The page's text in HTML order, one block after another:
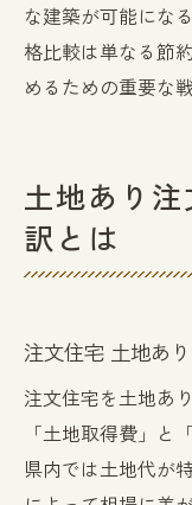
な建築が可能にな
格比較は単なる節
めるための重要な
土地あり
訳とは
注文住宅 土地あ
注文住宅を土地あ
「土地取得費」と
県内では土地代が